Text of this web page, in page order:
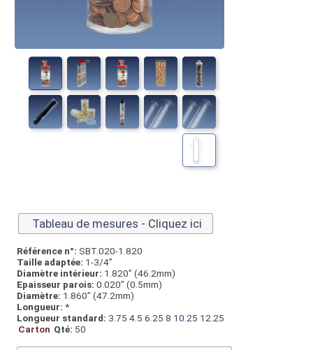
Tableau de mesures - Cliquez ici
Référence n°: SBT.020-1.820
Taille adaptée: 1-3/4”
Diamètre intérieur: 1.820” (46.2mm)
Epaisseur parois: 0.020” (0.5mm)
Diamètre: 1.860” (47.2mm)
Longueur: *
Longueur standard: 3.75 4.5 6.25 8 10.25 12.25
Carton Qté: 50